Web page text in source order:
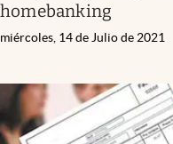
homebanking
miércoles, 14 de Julio de 2021